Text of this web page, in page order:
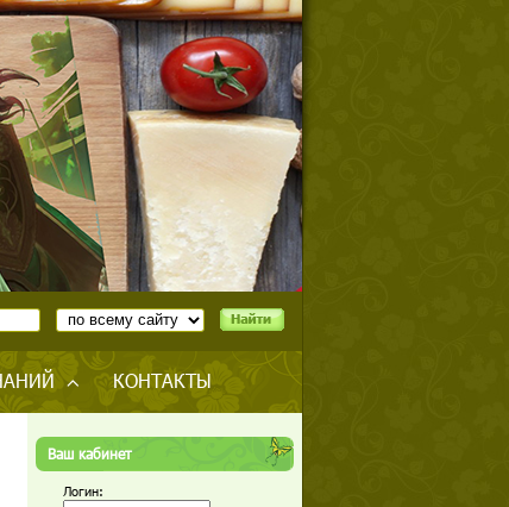
КОНТАКТЫ
Ваш кабинет
Логин: